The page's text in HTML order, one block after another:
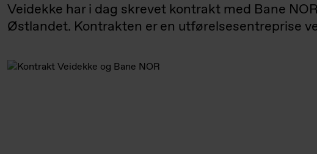
Veidekke har i dag skrevet kontrakt med Bane
Østlandet. Kontrakten er en utførelses­entreprise